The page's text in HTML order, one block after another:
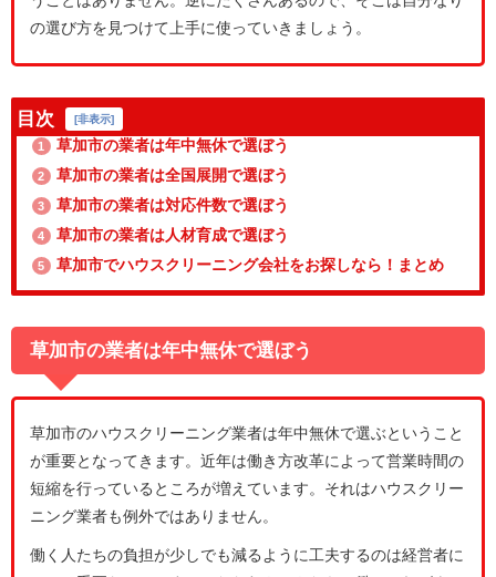
の選び方を見つけて上手に使っていきましょう。
目次 [非表示]
1 草加市の業者は年中無休で選ぼう
2 草加市の業者は全国展開で選ぼう
3 草加市の業者は対応件数で選ぼう
4 草加市の業者は人材育成で選ぼう
5 草加市でハウスクリーニング会社をお探しなら！まとめ
草加市の業者は年中無休で選ぼう
草加市のハウスクリーニング業者は年中無休で選ぶということ
が重要となってきます。近年は働き方改革によって営業時間の
短縮を行っているところが増えています。それはハウスクリー
ニング業者も例外ではありません。
働く人たちの負担が少しでも減るように工夫するのは経営者に